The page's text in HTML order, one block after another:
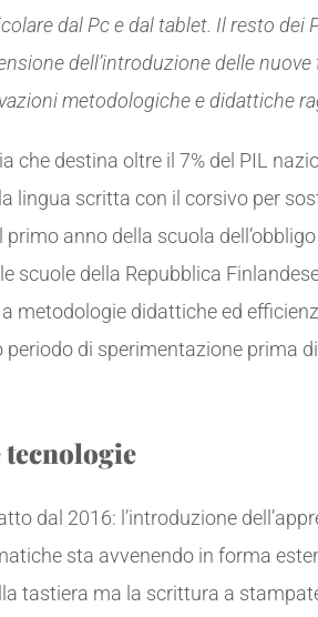
dal Pc e dal tablet. Il resto dei
dell’introduzione delle
metodologiche e didattiche
che destina oltre il 7% del PIL
lingua scritta con il corsivo per
anno della scuola
scuole della Repubblica
metodologie didattiche ed
di sperimentazione prima
dal 2016: l’introduzione
sta avvenendo in forma
tastiera ma la scrittura a